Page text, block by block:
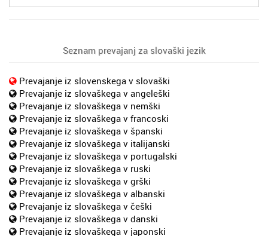
Seznam prevajanj za slovaški jezik
Prevajanje iz slovenskega v slovaški
Prevajanje iz slovaškega v angeleški
Prevajanje iz slovaškega v nemški
Prevajanje iz slovaškega v francoski
Prevajanje iz slovaškega v španski
Prevajanje iz slovaškega v italijanski
Prevajanje iz slovaškega v portugalski
Prevajanje iz slovaškega v ruski
Prevajanje iz slovaškega v grški
Prevajanje iz slovaškega v albanski
Prevajanje iz slovaškega v češki
Prevajanje iz slovaškega v danski
Prevajanje iz slovaškega v japonski